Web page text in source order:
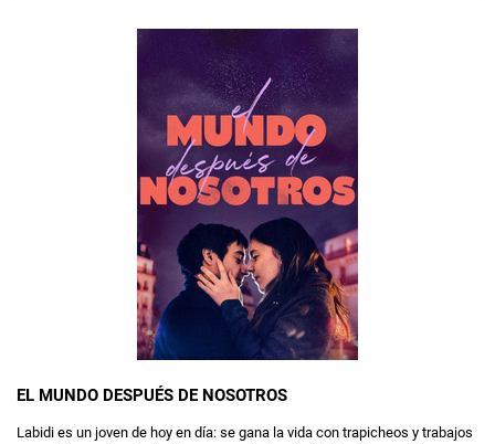
EL MUNDO DESPUÉS DE NOSOTROS
Labidi es un joven de hoy en día: se gana la vida con trapicheos y trabajos